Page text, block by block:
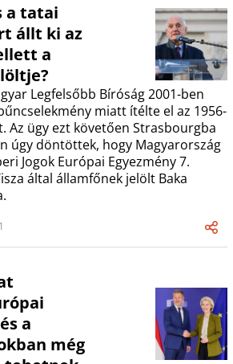
a tatai
állt ki az
a
Legfelsőbb Bíróság 2001-ben
miatt ítélte el az 1956-
Az ügy ezt követően Strasbourgba
úgy döntöttek, hogy Magyarország
Jogok Európai Egyezmény 7.
által államfőnek jelölt Baka
a
még